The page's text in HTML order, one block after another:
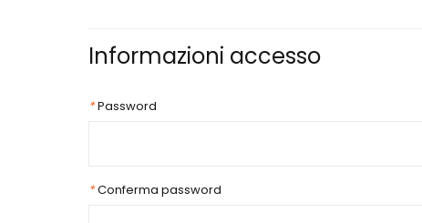
Informazioni accesso
* Password
* Conferma password